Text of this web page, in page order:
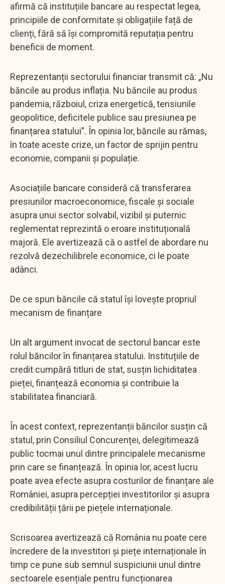
afirmă că instituțiile bancare au respectat legea,
principiile de conformitate și obligațiile față de
clienți, fără să își compromită reputația pentru
beneficii de moment.
Reprezentanții sectorului financiar transmit că: „Nu
băncile au produs inflația. Nu băncile au produs
pandemia, războiul, criza energetică, tensiunile
geopolitice, deficitele publice sau presiunea pe
finanțarea statului”. În opinia lor, băncile au rămas,
în toate aceste crize, un factor de sprijin pentru
economie, companii și populație.
Asociațiile bancare consideră că transferarea
presiunilor macroeconomice, fiscale și sociale
asupra unui sector solvabil, vizibil și puternic
reglementat reprezintă o eroare instituțională
majoră. Ele avertizează că o astfel de abordare nu
rezolvă dezechilibrele economice, ci le poate
adânci.
De ce spun băncile că statul își lovește propriul
mecanism de finanțare
Un alt argument invocat de sectorul bancar este
rolul băncilor în finanțarea statului. Instituțiile de
credit cumpără titluri de stat, susțin lichiditatea
pieței, finanțează economia și contribuie la
stabilitatea financiară.
În acest context, reprezentanții băncilor susțin că
statul, prin Consiliul Concurenței, delegitimează
public tocmai unul dintre principalele mecanisme
prin care se finanțează. În opinia lor, acest lucru
poate avea efecte asupra costurilor de finanțare ale
României, asupra percepției investitorilor și asupra
credibilității țării pe piețele internaționale.
Scrisoarea avertizează că România nu poate cere
încredere de la investitori și piețe internaționale în
timp ce pune sub semnul suspiciunii unul dintre
sectoarele esențiale pentru funcționarea